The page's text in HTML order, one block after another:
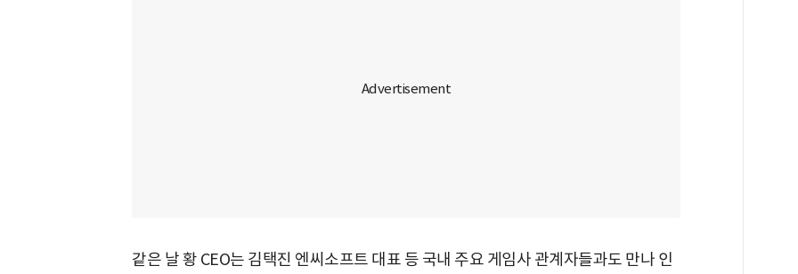
같은 날 황 CEO는 김택진 엔씨소프트 대표 등 국내 주요 게임사 관계자들과도 만나 인